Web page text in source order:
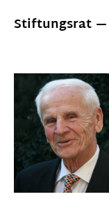
Stiftungsrat